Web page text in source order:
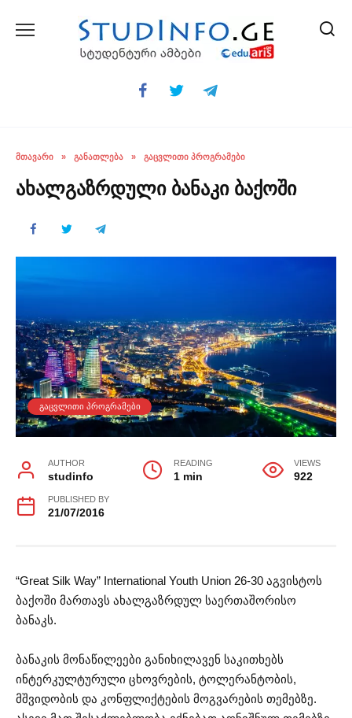
ᲛᲗᲐᲕᲐᲠᲘ » ᲒᲐᲜᲐᲗᲚᲔᲑᲐ » ᲒᲐᲪᲕᲚᲘᲗᲘ ᲞᲠᲝᲒᲠᲐᲛᲔᲑᲘ
ახალგაზრდული ბანაკი ბაქოში
ᲒᲐᲪᲕᲚᲘᲗᲘ ᲞᲠᲝᲒᲠᲐᲛᲔᲑᲘ
AUTHOR
studinfo
READING
1 min
VIEWS
922
PUBLISHED BY
21/07/2016
“Great Silk Way” International Youth Union 26-30 აგვისტოს
ბაქოში მართავს ახალგაზრდულ საერთაშორისო
ბანაკს.
ბანაკის მონაწილეები განიხილავენ საკითხებს
ინტერკულტურული ცხოვრების, ტოლერანტობის,
მშვიდობის და კონფლიქტების მოგვარების თემებზე.